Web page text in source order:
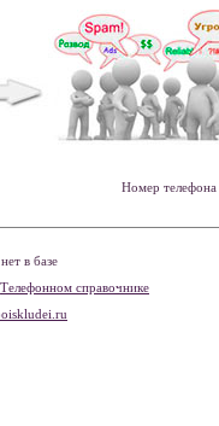
Номер телефона
в базе
Телефонном справочнике